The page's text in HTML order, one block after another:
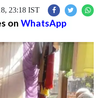
23:18 IST
on WhatsApp